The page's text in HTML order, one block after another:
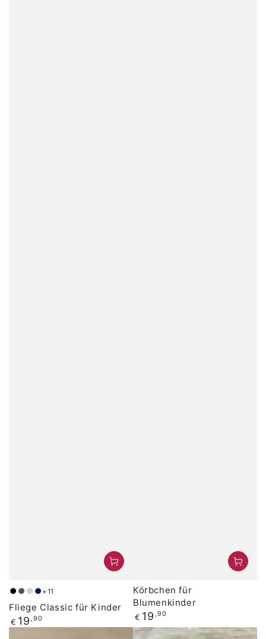
Schwarz
Anthrazit
Grau
Dunkelblau
+11
Fliege Classic für Kinder
Regulärer
Preis
€ 19 ,90
Körbchen für
Blumenkinder
Regulärer
Preis
€ 19 ,90